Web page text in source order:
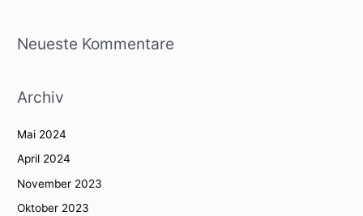
Neueste Kommentare
Archiv
Mai 2024
April 2024
November 2023
Oktober 2023